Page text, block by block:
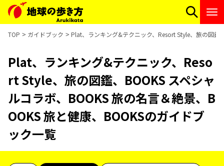
TOP ガイドブック Plat、ランキング&テクニック、Resort Style、旅の図鑑
Plat、ランキング&テクニック、Reso
rt Style、旅の図鑑、BOOKS スペシャ
ルコラボ、BOOKS 旅の名言＆絶景、B
OOKS 旅と健康、BOOKSのガイドブ
ック一覧